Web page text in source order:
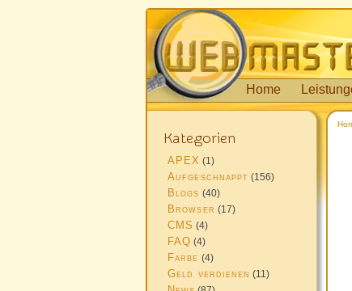
Home
Kategorien
APEX (1)
Aufgeschnappt (156)
Blogs (40)
Browser (17)
CMS (4)
FAQ (4)
Farbe (4)
Geld verdienen (11)